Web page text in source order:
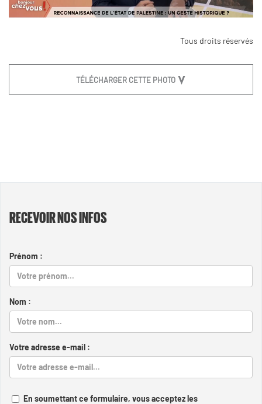
Tous droits réservés
TÉLÉCHARGER CETTE PHOTO
RECEVOIR NOS INFOS
Prénom :
Nom :
Votre adresse e-mail :
En soumettant ce formulaire, vous acceptez les